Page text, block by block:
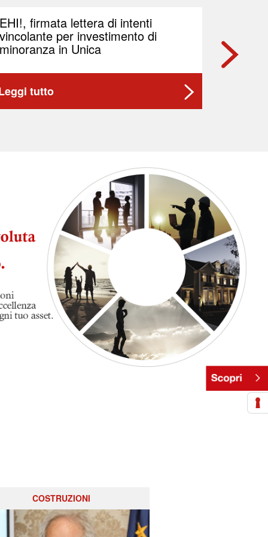
EHI!, firmata lettera di intenti
vincolante per investimento di
minoranza in Unica
tutto
COSTRUZIONI